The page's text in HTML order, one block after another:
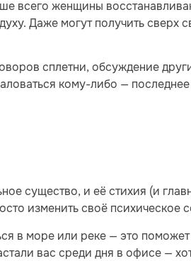
всего женщины
Даже могут получить сверх
сплетни, обсуждение
кому-либо —
существо, и её стихия (и
изменить своё психическое
в море или реке — это
вас среди дня в офисе —